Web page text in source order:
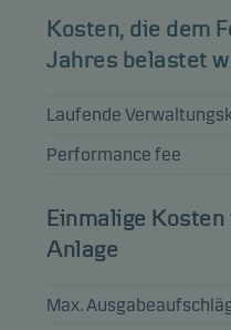
15.01.2035
TSY INFL IX N/B
15.10.2027
AUSTRALIAN
21.11.2027
I/L BOND 0.1%
15.04.2033
Kosten, die dem
Jahres belastet
Laufende
Performance fee
Einmalige
Anlage
Max.